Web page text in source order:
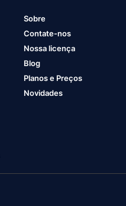
Sobre
Contate-nos
Nossa licença
Blog
Planos e Preços
Novidades